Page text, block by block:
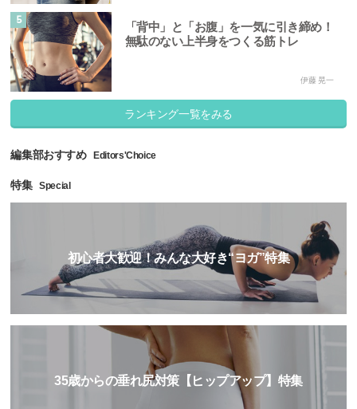
5
「背中」と「お腹」を一気に引き締め！
無駄のない上半身をつくる筋トレ
伊藤 晃一
ランキング一覧をみる
編集部おすすめ Editors'Choice
特集 Special
初心者大歓迎！みんな大好き“ヨガ”特集
35歳からの垂れ尻対策【ヒップアップ】特集